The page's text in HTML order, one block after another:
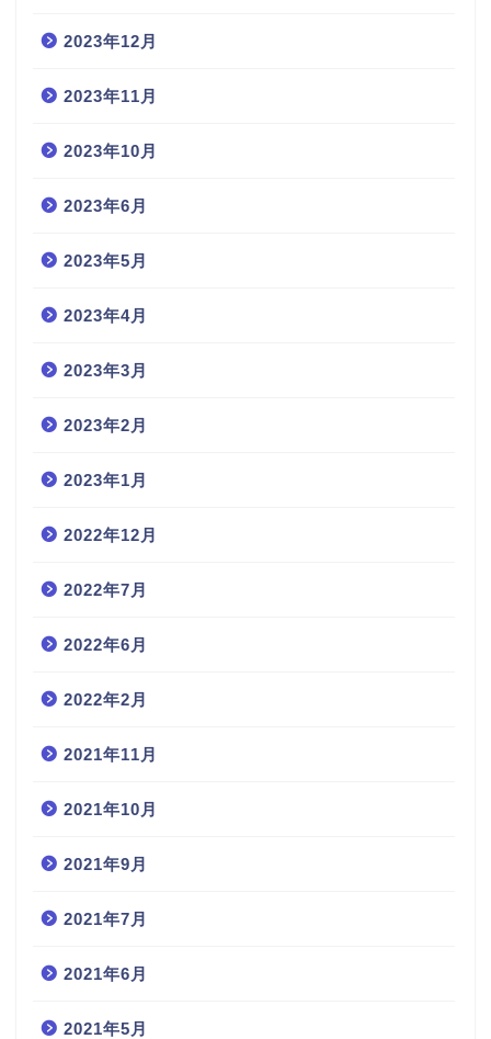
2023年12月
2023年11月
2023年10月
2023年6月
2023年5月
2023年4月
2023年3月
2023年2月
2023年1月
2022年12月
2022年7月
2022年6月
2022年2月
2021年11月
2021年10月
2021年9月
2021年7月
2021年6月
2021年5月